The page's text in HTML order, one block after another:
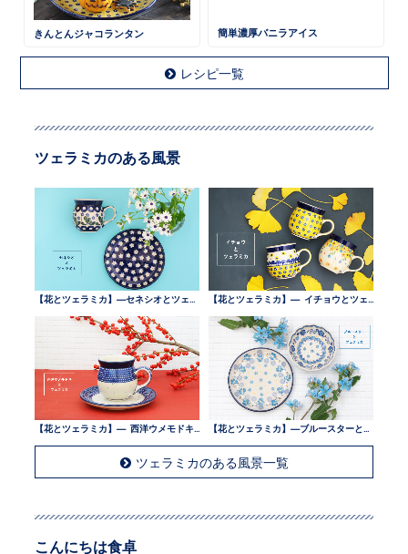
きんとんジャコランタン 簡単濃厚バニラアイス
レシピ一覧
ツェラミカのある風景
ツェラミカのある風景一覧
こんにちは食卓